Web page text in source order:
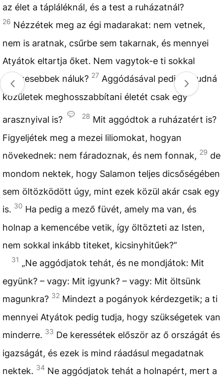
az élet a tápláléknál, és a test a ruházatnál?
26 Nézzétek meg az égi madarakat: nem vetnek,
nem is aratnak, csűrbe sem takarnak, és mennyei
Atyátok eltartja őket. Nem vagytok-e ti sokkal
értékesebbek náluk? 27 Aggódásával pedig ki tudná
közületek meghosszabbítani életét csak egy
arasznyival is? 28 Mit aggódtok a ruházatért is?
Figyeljétek meg a mezei liliomokat, hogyan
növekednek: nem fáradoznak, és nem fonnak, 29 de
mondom nektek, hogy Salamon teljes dicsőségében
sem öltözködött úgy, mint ezek közül akár csak egy
is. 30 Ha pedig a mező füvét, amely ma van, és
holnap a kemencébe vetik, így öltözteti az Isten,
nem sokkal inkább titeket, kicsinyhitűek?”
31 „Ne aggódjatok tehát, és ne mondjátok: Mit
együnk? – vagy: Mit igyunk? – vagy: Mit öltsünk
magunkra? 32 Mindezt a pogányok kérdezgetik; a ti
mennyei Atyátok pedig tudja, hogy szükségetek van
minderre. 33 De keressétek először az ő országát és
igazságát, és ezek is mind ráadásul megadatnak
nektek. 34 Ne aggódjatok tehát a holnapért, mert a